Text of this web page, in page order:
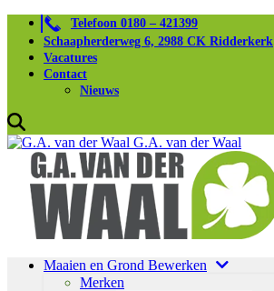
Telefoon 0180 – 421399
Schaapherderweg 6, 2988 CK Ridderkerk
Vacatures
Contact
Nieuws
G.A. van der Waal
Maaien en Grond Bewerken
Merken